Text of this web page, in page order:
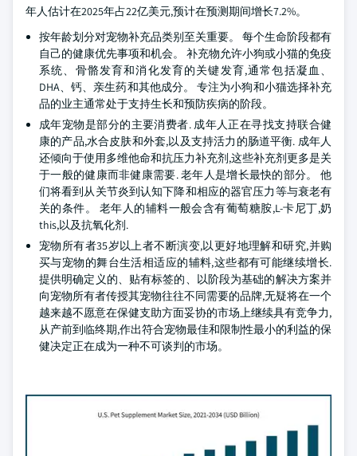
年人估计在2025年占22亿美元,预计在预测期间增长7.2%。
按年龄划分对宠物补充品类别至关重要。 每个生命阶段都有
自己的健康优先事项和机会。 补充物允许小狗或小猫的免疫
系统、骨骼发育和消化发育的关键发育,通常包括凝血、
DHA、钙、亲生药和其他成分。 专注为小狗和小猫选择补充
品的业主通常处于支持生长和预防疾病的阶段。
成年宠物是部分的主要消费者. 成年人正在寻找支持联合健
康的产品,水合皮肤和外套,以及支持活力的肠道平衡. 成年人
还倾向于使用多维他命和抗压力补充剂,这些补充剂更多是关
于一般的健康而非健康需要. 老年人是增长最快的部分。 他
们将看到从关节炎到认知下降和相应的器官压力等与衰老有
关的条件。 老年人的辅料一般会含有葡萄糖胺,L-卡尼丁,奶
this,以及抗氧化剂.
宠物所有者35岁以上者不断演变,以更好地理解和研究,并购
买与宠物的舞台生活相适应的辅料,这些都有可能继续增长.
提供明确定义的、贴有标签的、以阶段为基础的解决方案并
向宠物所有者传授其宠物往往不同需要的品牌,无疑将在一个
越来越不愿意在保健支助方面妥协的市场上继续具有竞争力,
从产前到临终期,作出符合宠物最佳和限制性最小的利益的保
健决定正在成为一种不可谈判的市场。